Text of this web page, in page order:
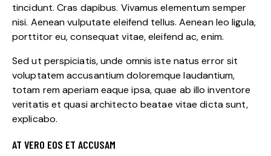
tincidunt. Cras dapibus. Vivamus elementum semper
nisi. Aenean vulputate eleifend tellus. Aenean leo ligula,
porttitor eu, consequat vitae, eleifend ac, enim.
Sed ut perspiciatis, unde omnis iste natus error sit
voluptatem accusantium doloremque laudantium,
totam rem aperiam eaque ipsa, quae ab illo inventore
veritatis et quasi architecto beatae vitae dicta sunt,
explicabo.
AT VERO EOS ET ACCUSAM